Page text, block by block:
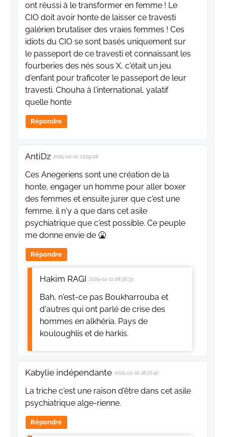
ont réussi à le transformer en femme ! Le
CIO doit avoir honte de laisser ce travesti
galérien brutaliser des vraies femmes ! Ces
idiots du CIO se sont basés uniquement sur
le passeport de ce travesti et connaissant les
fourberies des nés sous X, c'était un jeu
d'enfant pour traficoter le passeport de leur
travesti. Chouha à l'international, yalatif
quelle honte
Répondre
AntiDz 2025-02-10 23:59:08
Ces Anegeriens sont une création de la
honte, engager un homme pour aller boxer
des femmes et ensuite jurer que c'est une
femme, il n'y a que dans cet asile
psychiatrique que c'est possible. Ce peuple
me donne envie de 🤮
Répondre
Hakim RAGI 2025-02-11 08:36:33
Bah, n'est-ce pas Boukharrouba et
d'autres qui ont parlé de crise des
hommes en alkhéria. Pays de
kouloughlis et de harkis.
Kabylie indépendante 2025-02-10 18:27:42
La triche c'est une raison d'être dans cet asile
psychiatrique alge-rienne.
Répondre